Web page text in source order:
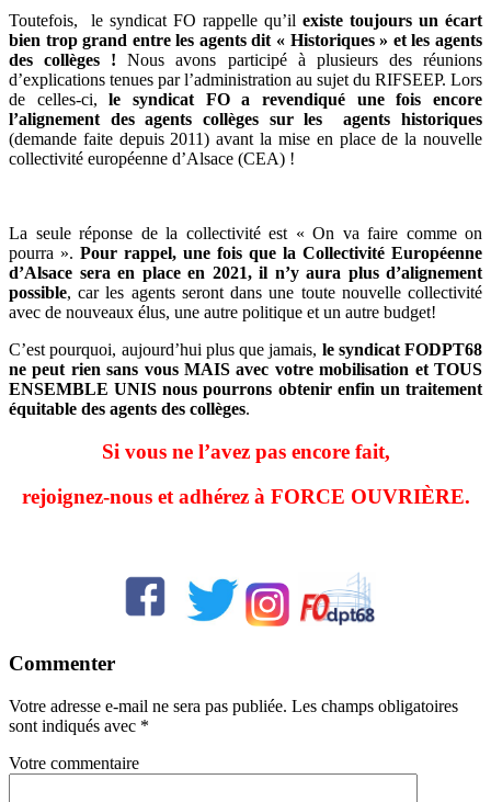
Toutefois, le syndicat FO rappelle qu’il existe toujours un écart
bien trop grand entre les agents dit « Historiques » et les agents
des collèges
! Nous avons participé à plusieurs des réunions
d’explications tenues par l’administration au sujet du RIFSEEP. Lors
de celles-ci,le syndicat FO a revendiqué une fois encore
l’alignement des agents collèges sur les agents historiques
(demande faite depuis 2011) avant la mise en place de la nouvelle
collectivité européenne d’Alsace (CEA) !
La seule réponse de la collectivité est « On va faire comme on
pourra ». Pour rappel, une fois que la Collectivité Européenne
d’Alsace sera en place en 2021, il n’y aura plus d’alignement
possible, car les agents seront dans une toute nouvelle collectivité
avec de nouveaux élus, une autre politique et un autre budget!
C’est pourquoi, aujourd’hui plus que jamais, le syndicat FODPT68
ne peut rien sans vous MAIS avec votre mobilisation et TOUS
ENSEMBLE UNIS nous pourrons obtenir enfin un traitement
équitable des agents des collèges.
Si vous ne l’avez pas encore fait,
rejoignez-nous et adhérez à FORCE OUVRIÈRE.
Commenter
Votre adresse e-mail ne sera pas publiée. Les champs obligatoires
sont indiqués avec *
Votre commentaire